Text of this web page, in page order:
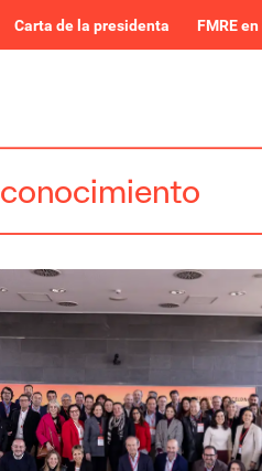
Carta de la presidenta FMRE
conocimiento